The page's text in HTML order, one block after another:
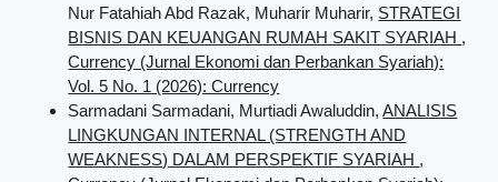
Nur Fatahiah Abd Razak, Muharir Muharir, STRATEGI
BISNIS DAN KEUANGAN RUMAH SAKIT SYARIAH ,
Currency (Jurnal Ekonomi dan Perbankan Syariah):
Vol. 5 No. 1 (2026): Currency
Sarmadani Sarmadani, Murtiadi Awaluddin,ANALISIS
LINGKUNGAN INTERNAL (STRENGTH AND
WEAKNESS) DALAM PERSPEKTIF SYARIAH ,